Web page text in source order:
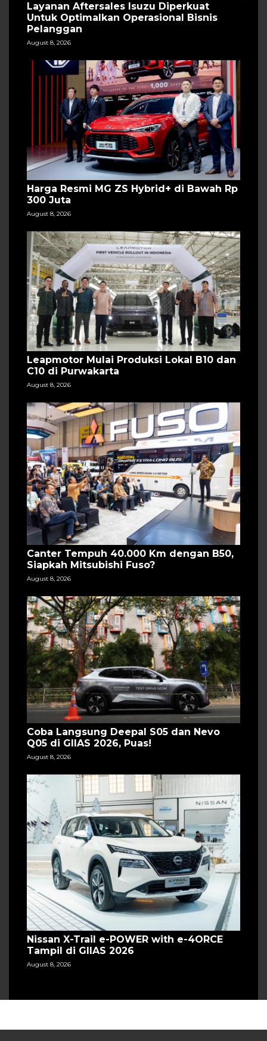
Layanan Aftersales Isuzu Diperkuat
Untuk Optimalkan Operasional Bisnis
Pelanggan
August 8, 2026
Harga Resmi MG ZS Hybrid+ di Bawah Rp
300 Juta
August 8, 2026
Leapmotor Mulai Produksi Lokal B10 dan
C10 di Purwakarta
August 8, 2026
Canter Tempuh 40.000 Km dengan B50,
Siapkah Mitsubishi Fuso?
August 8, 2026
Coba Langsung Deepal S05 dan Nevo
Q05 di GIIAS 2026, Puas!
August 8, 2026
Nissan X-Trail e-POWER with e-4ORCE
Tampil di GIIAS 2026
August 8, 2026